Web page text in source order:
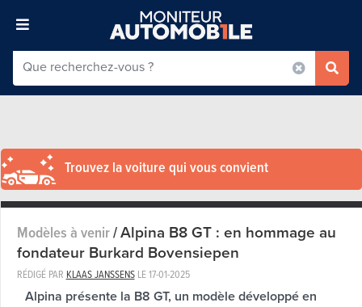
Trouvez la voiture qui vous convient
Modèles à venir/Alpina B8 GT : en hommage au
fondateur Burkard Bovensiepen
RÉDIGÉ PAR KLAAS JANSSENSLE17-01-2025
Alpina présente la B8 GT, un modèle développé en